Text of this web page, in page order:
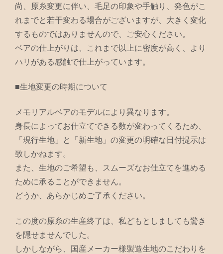
尚、原糸変更に伴い、毛足の印象や手触り、発色がこ
れまでと若干変わる場合がございますが、大きく変化
するものではありませんので、ご安心ください。
ベアの仕上がりは、これまで以上に密度が高く、より
ハリがある感触で仕上がっています。
■生地変更の時期について
メモリアルベアのモデルにより異なります。
身長によってお仕立てできる数が変わってくるため、
「現行生地」と「新生地」の変更の明確な日付提示は
致しかねます。
また、生地のご希望も、スムーズなお仕立てを進める
ために承ることができません。
どうか、あらかじめご了承ください。
この度の原糸の生産終了は、私どもとしましても驚き
を隠せませんでした。
しかしながら、国産メーカー様製造生地のこだわりを